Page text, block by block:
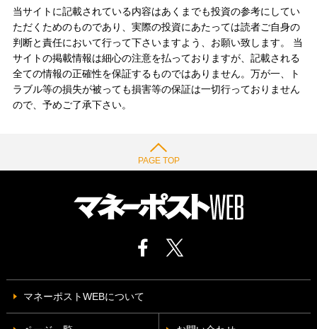
当サイトに記載されている内容はあくまでも投資の参考にしてい
ただくためのものであり、実際の投資にあたっては読者ご自身の
判断と責任において行って下さいますよう、お願い致します。 当
サイトの掲載情報は細心の注意を払っておりますが、記載される
全ての情報の正確性を保証するものではありません。万が一、ト
ラブル等の損失が被っても損害等の保証は一切行っておりません
ので、予めご了承下さい。
PAGE TOP
マネーポストWEBについて